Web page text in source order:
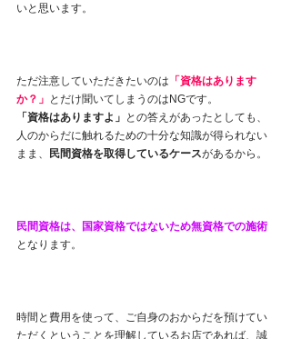
いと思います。
ただ注意していただきたいのは 「資格はあります
か？」 とだけ聞いてしまうのはNGです。
「資格はありますよ」 との答えがあったとしても、
人のからだに触れるための十分な知識が得られない
まま、 民間資格を取得しているケースがあるから。
民間資格は、国家資格ではないため無資格での施術
となります。
時間と費用を使って、ご自身のおからだを預けてい
ただくということを理解しているお店であれば、誠